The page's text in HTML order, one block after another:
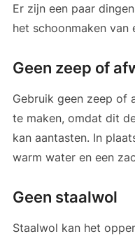
Er zijn een paar
het schoonmaken van
Geen zeep of
Gebruik geen zeep of
te maken, omdat dit
kan aantasten. In
warm water en een
Geen staalwol
Staalwol kan het